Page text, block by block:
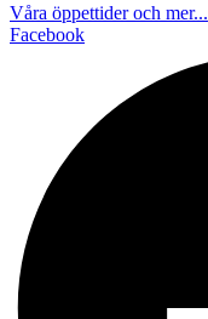
Våra öppettider och mer...
Facebook